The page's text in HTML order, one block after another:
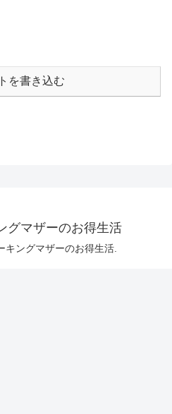
を書き込む
グマザーのお得生活
ングマザーのお得生活.